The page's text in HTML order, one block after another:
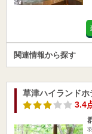
関連情報から探す
草津ハイランドホ
3.4